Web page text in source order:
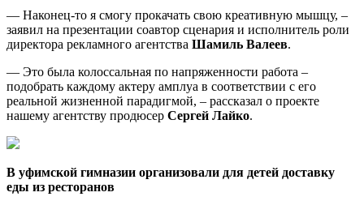
— Наконец-то я смогу прокачать свою креативную мышцу, –
заявил на презентации соавтор сценария и исполнитель роли
директора рекламного агентства Шамиль Валеев.
— Это была колоссальная по напряженности работа –
подобрать каждому актеру амплуа в соответствии с его
реальной жизненной парадигмой, – рассказал о проекте
нашему агентству продюсер Сергей Лайко.
В уфимской гимназии организовали для детей доставку
еды из ресторанов